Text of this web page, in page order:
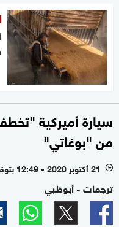
سيارة أميركية
من "بوغاتي"
l 21 أكتوبر 2020 - 12:49 بتوقيت أبوظبي
ترجمات - أبوظبي